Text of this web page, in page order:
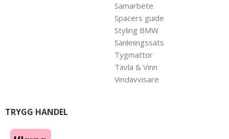
Samarbete
Spacers guide
Styling BMW
Sänkningssats
Tygmattor
Tävla & Vinn
Vindavvisare
TRYGG HANDEL